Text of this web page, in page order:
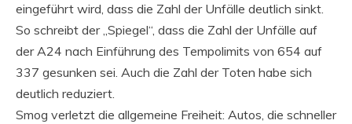
eingeführt wird, dass die Zahl der Unfälle deutlich sinkt.
So schreibt der „Spiegel“, dass die Zahl der Unfälle auf
der A24 nach Einführung des Tempolimits von 654 auf
337 gesunken sei. Auch die Zahl der Toten habe sich
deutlich reduziert.
Smog verletzt die allgemeine Freiheit: Autos, die schneller